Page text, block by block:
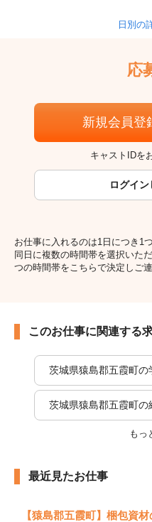
日別の
応
新規会員登
キャストIDを
ログイ
お仕事に入れるのは1日につき1
同日に複数の時間帯を選択いた
つの時間帯をこちらで決定しご連
このお仕事に関連する
茨城県猿島郡五霞町の
茨城県猿島郡五霞町の
もっ
最近見たお仕事
【猿島郡五霞町】梱包資